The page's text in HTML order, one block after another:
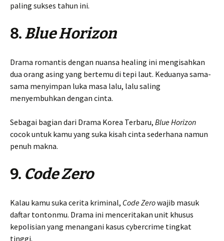
paling sukses tahun ini.
8.Blue Horizon
Drama romantis dengan nuansa healing ini mengisahkan
dua orang asing yang bertemu di tepi laut. Keduanya sama-
sama menyimpan luka masa lalu, lalu saling
menyembuhkan dengan cinta.
Sebagai bagian dari Drama Korea Terbaru, Blue Horizon
cocok untuk kamu yang suka kisah cinta sederhana namun
penuh makna.
9. Code Zero
Kalau kamu suka cerita kriminal, Code Zerowajib masuk
daftar tontonmu. Drama ini menceritakan unit khusus
kepolisian yang menangani kasus cybercrime tingkat
tinggi.